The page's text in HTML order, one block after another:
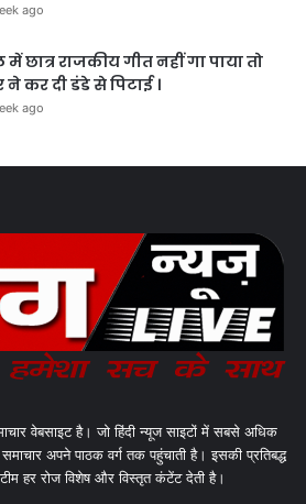
ago
छात्र राजकीय गीत नहीं गा पाया तो
ने कर दी डंडे से पिटाई ।
ago
वेबसाइट है। जो हिंदी न्यूज साइटों में सबसे अधिक
अपने पाठक वर्ग तक पहुंचाती है। इसकी प्रतिबद्ध
हर रोज विशेष और विस्तृत कंटेंट देती है।